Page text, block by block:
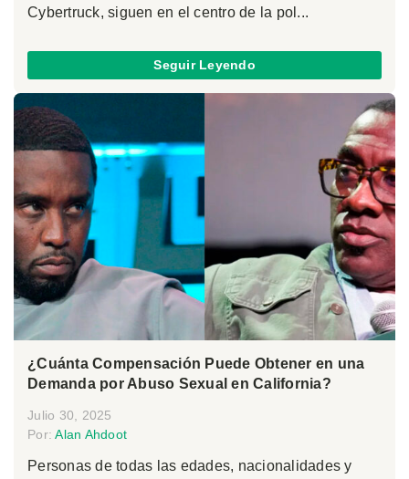
Cybertruck, siguen en el centro de la pol...
Seguir Leyendo
¿Cuánta Compensación Puede Obtener en una
Demanda por Abuso Sexual en California?
Julio 30, 2025
Por:Alan Ahdoot
Personas de todas las edades, nacionalidades y